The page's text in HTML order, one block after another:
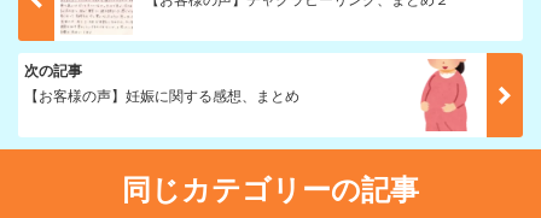
次の記事
【お客様の声】妊娠に関する感想、まとめ
同じカテゴリーの記事